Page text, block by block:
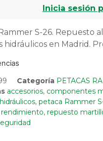
Inicia sesión
S-26. Repuesto
hidráulicos en Madrid.
Categoría PETACAS
accesorios, componentes
, petaca Rammer
rendimiento, repuesto